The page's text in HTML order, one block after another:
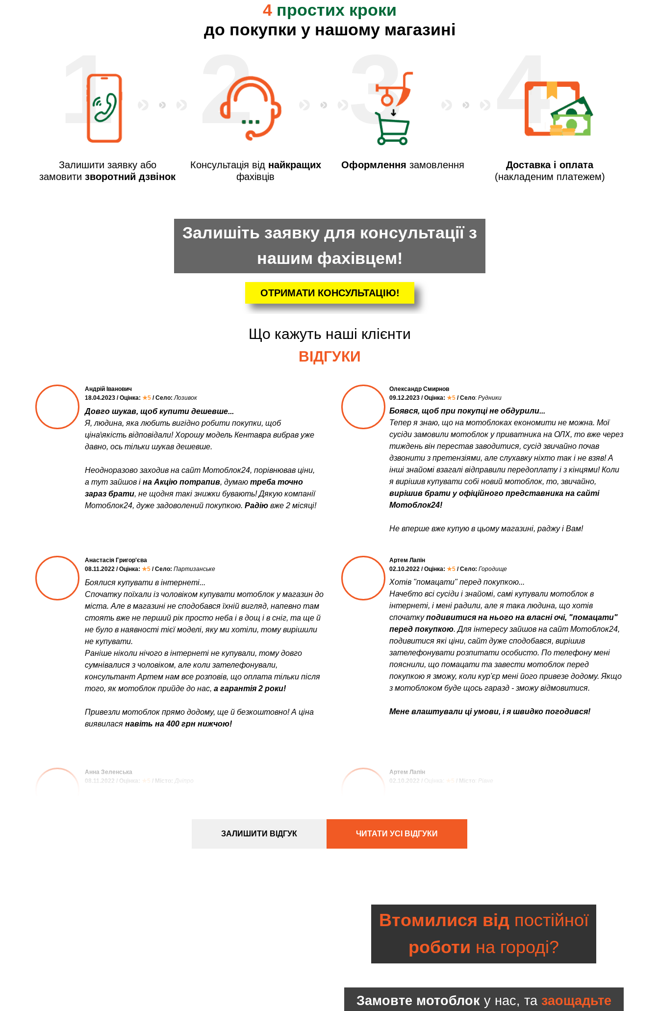
1 4
3
2
Залишити заявку або
замовити зворотний дзвінок
Консультація від найкращих
фахівців
Оформлення замовлення
Доставка і оплата
(накладеним платежем)
4 простих кроки
до покупки у нашому магазині
ОТРИМАТИ КОНСУЛЬТАЦІЮ!
Залишіть заявку для консультації з
нашим фахівцем!
Що кажуть наші клієнти
ВІДГУКИ
Хотів "помацати" перед покупкою...
Начебто всі сусіди і знайомі, самі купували мотоблок в
інтернеті, і мені радили, але я така людина, що хотів
спочаткуподивитися на нього на власні очі, "помацати"
перед покупкою. Для інтересу зайшов на сайт Мотоблок24,
подивитися які ціни, сайт дуже сподобався, вирішив
зателефонувати розпитати особисто. По телефону мені
пояснили, що помацати та завести мотоблок перед
покупкою я зможу, коли кур'єр мені його привезе додому. Якщо
з мотоблоком буде щось гаразд - зможу відмовитися.
Мене влаштували ці умови, і я швидко погодився!
Артем Лапін
02.10.2022 / Оцінка: ★5 / Село: Городище
Боявся, щоб при покупці не обдурили...
Тепер я знаю, що на мотоблоках економити не можна. Мої
сусіди замовили мотоблок у приватника на ОЛХ, то вже через
тиждень він перестав заводитися, сусід звичайно почав
дзвонити з претензіями, але слухавку ніхто так і не взяв! А
інші знайомі взагалі відправили передоплату і з кінцями! Коли
я вирішив купувати собі новий мотоблок, то, звичайно,
вирішив брати у офіційного представника на сайті
Мотоблок24!
Не вперше вже купую в цьому магазині, раджу і Вам!
Олександр Смирнов
09.12.2023 / Оцінка: ★5 / Село: Рудники
Боялися купувати в інтернеті...
Спочатку поїхали із чоловіком купувати мотоблок у магазин до
міста. Але в магазині не сподобався їхній вигляд, напевно там
стоять вже не перший рік просто неба і в дощ і в сніг, та ще й
не було в наявності тієї моделі, яку ми хотіли, тому вирішили
не купувати.
Раніше ніколи нічого в інтернеті не купували, тому довго
сумнівалися з чоловіком, але коли зателефонували,
консультант Артем нам все розповів, що оплата тільки після
того, як мотоблок прийде до нас, а гарантія 2 роки!
Привезли мотоблок прямо додому, ще й безкоштовно! А ціна
виявилася навіть на 400 грн нижчою!
Анастасія Григор'єва
08.11.2022 / Оцінка: ★5 / Село: Партизанське
Артем Лапін
02.10.2022 / Оцінка: ★5 / Місто: Рівне
Анна Зеленська
08.11.2022 / Оцінка: ★5 / Місто: Дніпро
Довго шукав, щоб купити дешевше...
Я, людина, яка любить вигідно робити покупки, щоб
ціна\якість відповідали! Хорошу модель Кентавра вибрав уже
давно, ось тільки шукав дешевше.
Неодноразово заходив на сайт Мотоблок24, порівнював ціни,
а тут зайшов і на Акцію потрапив, думаю треба точно
зараз брати, не щодня такі знижки бувають! Дякую компанії
Мотоблок24, дуже задоволений покупкою. Радію вже 2 місяці!
Андрій Іванович
18.04.2023 / Оцінка: ★5 / Село: Лозивок
ЗАЛИШИТИ ВІДГУК ЧИТАТИ УСІ ВІДГУКИ
Замовте мотоблок у нас, та заощадьте
Втомилися відпостійної
роботи на городі?